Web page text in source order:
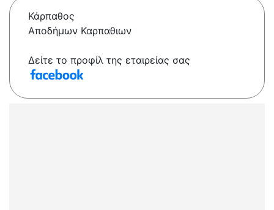
Κάρπαθος
Αποδήμων Καρπαθιων
Δείτε το προφίλ της εταιρείας σας